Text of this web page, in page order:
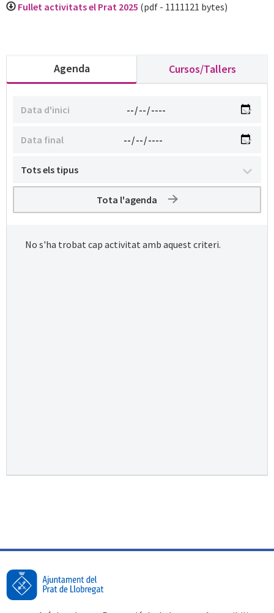
Fullet activitats el Prat 2025 (pdf - 1111121 bytes)
Agenda Cursos/Tallers
Tota l'agenda
No s'ha trobat cap activitat amb aquest criteri.